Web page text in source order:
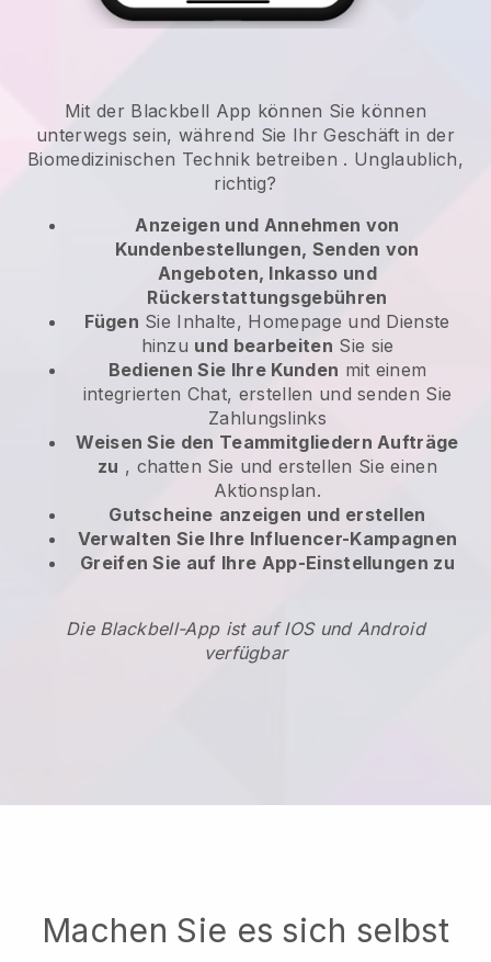
Mit der Blackbell App können Sie können
unterwegs sein, während Sie Ihr Geschäft in der
Biomedizinischen Technik betreiben . Unglaublich,
richtig?
Anzeigen und Annehmen von
Kundenbestellungen, Senden von
Angeboten, Inkasso und
Rückerstattungsgebühren
Fügen Sie Inhalte, Homepage und Dienste
hinzu und bearbeiten Sie sie
Bedienen Sie Ihre Kunden mit einem
integrierten Chat, erstellen und senden Sie
Zahlungslinks
Weisen Sie den Teammitgliedern Aufträge
zu , chatten Sie und erstellen Sie einen
Aktionsplan.
Gutscheine anzeigen und erstellen
Verwalten Sie Ihre Influencer-Kampagnen
Greifen Sie auf Ihre App-Einstellungen zu
Die Blackbell-App ist auf IOS und Android
verfügbar
Machen Sie es sich selbst